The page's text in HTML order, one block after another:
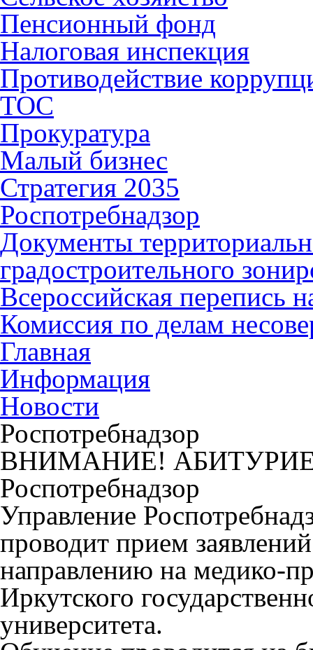
Пенсионный фонд
Налоговая инспекция
Противодействие
ТОС
Прокуратура
Малый бизнес
Стратегия 2035
Роспотребнадзор
Документы
градостроительного
Всероссийская перепись
Комиссия по делам
Главная
Информация
Новости
Роспотребнадзор
ВНИМАНИЕ!
Роспотребнадзор
Управление
проводит прием
направлению на медико-
Иркутского
университета.